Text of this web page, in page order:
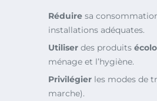
Réduire sa
installations adéquates.
Utiliser des produits
ménage et l’hygiène.
Privilégier les modes de
marche).